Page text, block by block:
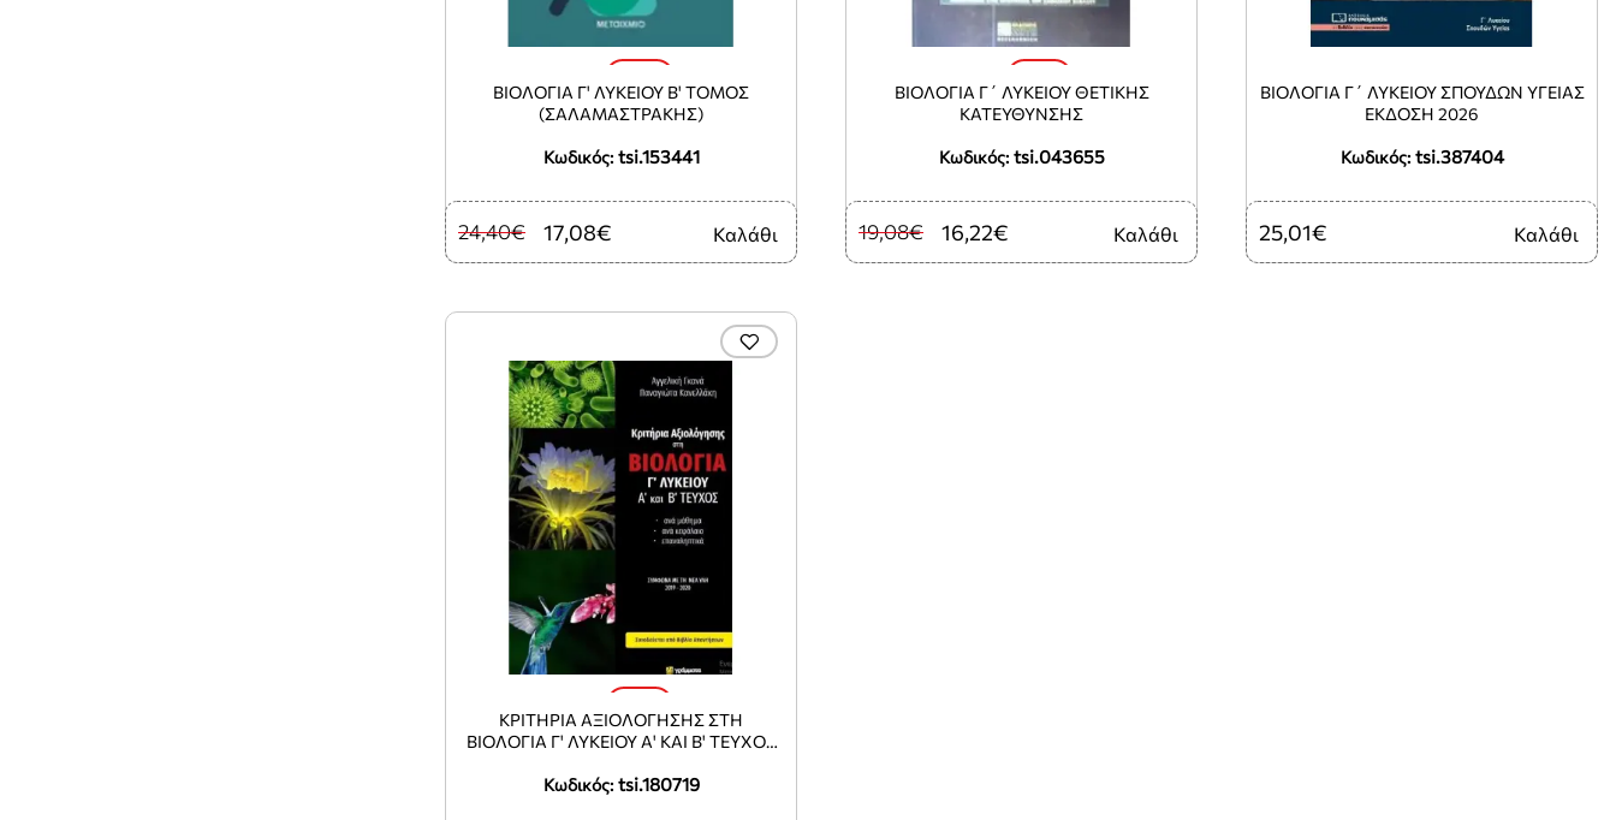
Κωδικός: tsi.153441
ΒΙΟΛΟΓΙΑ Γ' ΛΥΚΕΙΟΥ Β' ΤΟΜΟΣ
(ΣΑΛΑΜΑΣΤΡΑΚΗΣ)
17,08€
24,40€ Καλάθι
Κωδικός: tsi.043655
ΒΙΟΛΟΓΙΑ Γ΄ ΛΥΚΕΙΟΥ ΘΕΤΙΚΗΣ
ΚΑΤΕΥΘΥΝΣΗΣ
16,22€
19,08€ Καλάθι
Κωδικός: tsi.387404
ΒΙΟΛΟΓΙΑ Γ΄ ΛΥΚΕΙΟΥ ΣΠΟΥΔΩΝ ΥΓΕΙΑΣ
ΕΚΔΟΣΗ 2026
25,01€ Καλάθι
Κωδικός: tsi.180719
ΚΡΙΤΗΡΙΑ ΑΞΙΟΛΟΓΗΣΗΣ ΣΤΗ
ΒΙΟΛΟΓΙΑ Γ' ΛΥΚΕΙΟΥ Α' ΚΑΙ Β' ΤΕΥΧΟΣ